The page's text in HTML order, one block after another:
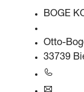
BOGE
Otto-
33739